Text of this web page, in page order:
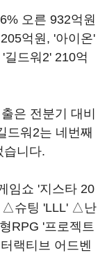
오른 932억원
억원, '아이온'
드워2' 210억
은 전분기 대비
드워2는 네번째
습니다.
임쇼 '지스타 20
△슈팅 'LLL' △난
RPG '프로젝트
랙티브 어드벤